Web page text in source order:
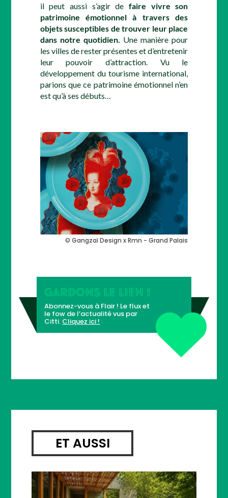
il peut aussi s’agir defaire vivre son
patrimoine émotionnel à travers des
objets susceptibles de trouver leur place
dans notre quotidien. Une manière pour
les villes de rester présentes et d’entretenir
leur pouvoir d’attraction. Vu le
développement du tourisme international,
parions que ce patrimoine émotionnel n’en
est qu’à ses débuts…
© Gangzaï Design x Rmn - Grand Palais
GARDONS LE LIEN !
Abonnez-vous à Flair ! Le flux et
le fow de l’actualité vus par
Citti. Cliquez ici !
ET AUSSI